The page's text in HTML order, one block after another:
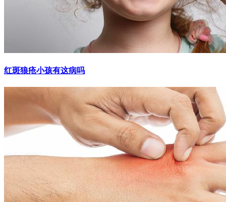
红斑狼疮小孩有这病吗